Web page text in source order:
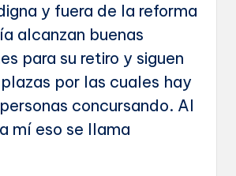
y fuera de la reforma
alcanzan buenas
para su retiro y siguen
por las cuales hay
concursando. Al
mí eso se llama